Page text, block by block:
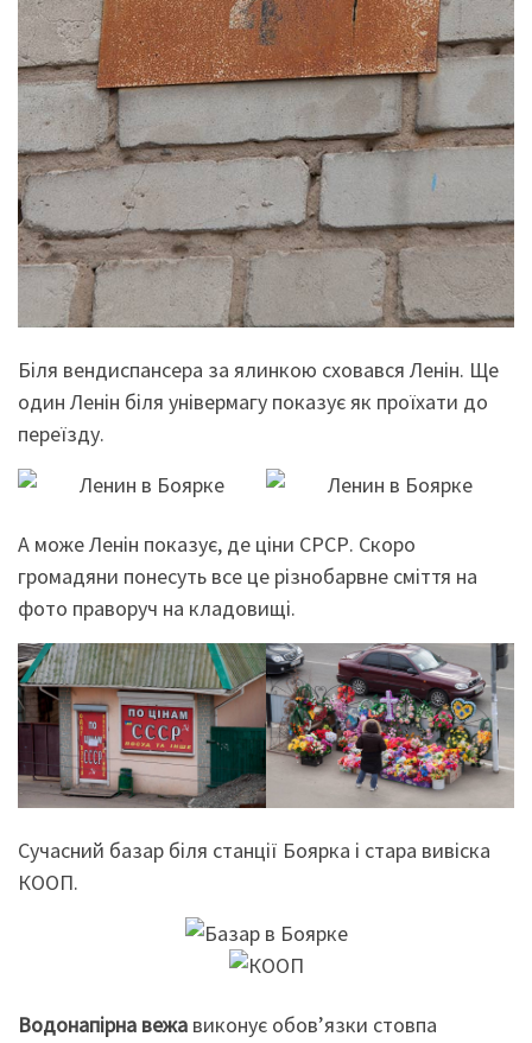
Біля вендиспансера за ялинкою сховався Ленін. Ще
один Ленін біля універмагу показує як проїхати до
переїзду.
А може Ленін показує, де ціни СРСР. Скоро
громадяни понесуть все це різнобарвне сміття на
фото праворуч на кладовищі.
Сучасний базар біля станції Боярка і стара вивіска
КООП.
Водонапірна вежа виконує обов’язки стовпа